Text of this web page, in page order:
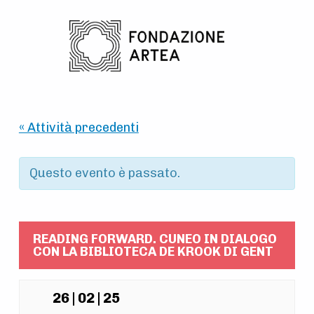
« Attività precedenti
Questo evento è passato.
READING FORWARD. CUNEO IN DIALOGO
CON LA BIBLIOTECA DE KROOK DI GENT
26 | 02 | 25